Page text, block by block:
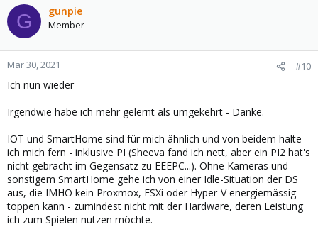
c
t
o
n
:
G gunpie
Member
Mar 30, 2021 #10
Ich nun wieder
Irgendwie habe ich mehr gelernt als umgekehrt - Danke.
IOT und SmartHome sind für mich ähnlich und von beidem halte
ich mich fern - inklusive PI (Sheeva fand ich nett, aber ein PI2 hat's
nicht gebracht im Gegensatz zu EEEPC...). Ohne Kameras und
sonstigem SmartHome gehe ich von einer Idle-Situation der DS
aus, die IMHO kein Proxmox, ESXi oder Hyper-V energiemässig
toppen kann - zumindest nicht mit der Hardware, deren Leistung
ich zum Spielen nutzen möchte.